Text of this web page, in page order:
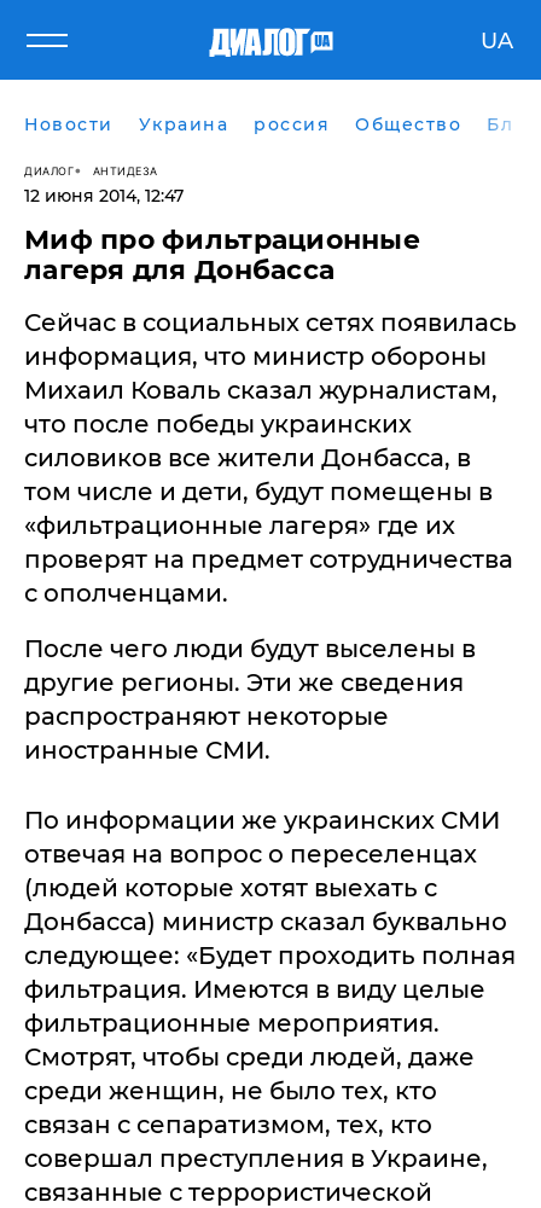
UA
Новости Украина россия Общество
ДИАЛОГ АНТИДЕЗА
12 июня 2014, 12:47
Миф про фильтрационные
лагеря для Донбасса
Сейчас в социальных сетях появилась
информация, что министр обороны
Михаил Коваль сказал журналистам,
что после победы украинских
силовиков все жители Донбасса, в
том числе и дети, будут помещены в
«фильтрационные лагеря» где их
проверят на предмет сотрудничества
с ополченцами.
После чего люди будут выселены в
другие регионы. Эти же сведения
распространяют некоторые
иностранные СМИ.
По информации же украинских СМИ
отвечая на вопрос о переселенцах
(людей которые хотят выехать с
Донбасса) министр сказал буквально
следующее: «Будет проходить полная
фильтрация. Имеются в виду целые
фильтрационные мероприятия.
Смотрят, чтобы среди людей, даже
среди женщин, не было тех, кто
связан с сепаратизмом, тех, кто
совершал преступления в Украине,
связанные с террористической